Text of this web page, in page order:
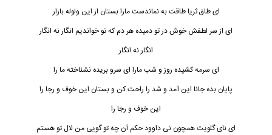
ایطاق ثریاطاقت به نماندست مارا بستان از این ولوله بازار
ای از سر لطفش خوش در تو دمیده هر دم که تو خواندیم انگار نه انگار
انگار نه انگار
ای سرمه کشیده روز و شب مارا ای سرو بریده نشناخته ما را
پایان بده جانا این آمد و شد را راحت کن و بستان این خوف و رجا را
این خوف و رجا را
ای نای گلویت همچون نی داوود حکم آن چه تو گویی من لال تو هستم